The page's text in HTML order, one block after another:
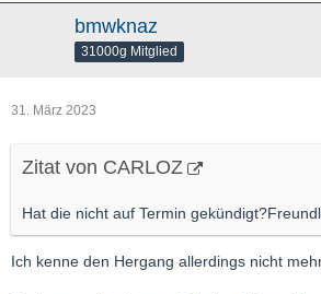
bmwknaz
31000g Mitglied
31. März 2023
Zitat von CARLOZ
Hat die nicht auf Termin
Ich kenne den Hergang allerdings nicht